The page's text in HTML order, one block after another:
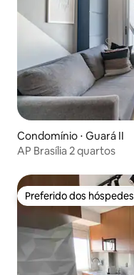
Condomínio ⋅ Guará II
AP Brasília 2 quartos
Preferido dos hóspedes
Preferido dos hóspedes